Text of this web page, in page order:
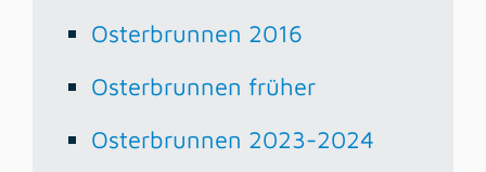
Osterbrunnen 2016
Osterbrunnen früher
Osterbrunnen 2023-2024